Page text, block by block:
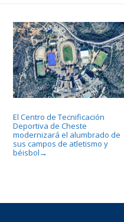
El Centro de Tecnificación
Deportiva de Cheste
modernizará el alumbrado de
sus campos de atletismo y
béisbol →